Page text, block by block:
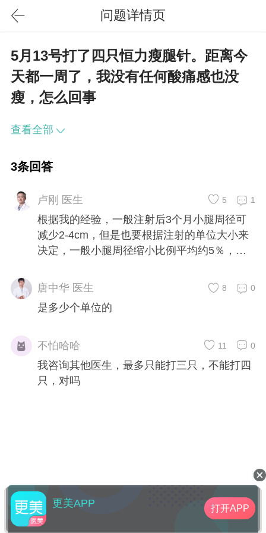
问题详情页
5月13号打了四只恒力瘦腿针。距离今
天都一周了，我没有任何酸痛感也没
瘦，怎么回事
查看全部
3条回答
卢刚 医生 1
5
根据我的经验，一般注射后3个月小腿周径可
减少2-4cm，但是也要根据注射的单位大小来
决定，一般小腿周径缩小比例平均约5％，小
唐中华 医生
0
8
是多少个单位的
不怕哈哈 0
11
我咨询其他医生，最多只能打三只，不能打四
只，对吗
更美APP 打开APP